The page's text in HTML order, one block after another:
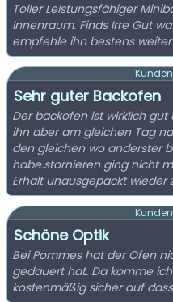
Toller Leistungsfähiger
Innenraum. Finds Irre Gut
empfehle ihn bestens
Sehr guter Backofen
Der backofen ist wirklich gut
ihn aber am gleichen Tag
den gleichen wo anderster
habe.stornieren ging nicht
Erhalt unausgepackt wieder
Schöne Optik
Bei Pommes hat der Ofen
gedauert hat. Da komme
kostenmäßig sicher auf